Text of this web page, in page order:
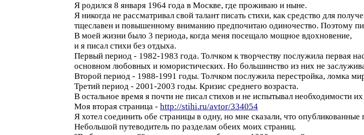
Я родился 8 января 1964 года в Москве, где проживаю и ныне.
Я никогда не рассматривал свой талант писать стихи, как средство для
тщеславен и повышенному вниманию предпочитаю одиночество. Поэтому
В моей жизни было 3 периода, когда меня посещало мощное вдохновение,
и я писал стихи без отдыха.
Первый период - 1982-1983 года. Толчком к творчеству послужила первая
основном любовных и юмористических. Но большинство из них не
Второй период - 1988-1991 годы. Толчком послужила перестройка, ломка
Третий период - 2001-2003 годы. Кризис среднего возраста.
В остальное время я почти не писал стихов и не испытывал необходимости их
Моя вторая страница - http://stihi.ru/avtor/334054
Я хотел соединить обе страницы в одну, но мне сказали, что
Небольшой путеводитель по разделам обеих моих страниц.